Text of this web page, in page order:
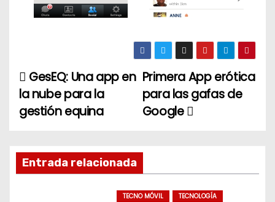
N
a
e
Primera App erótica
para las gafas de
Google
GesEQ: Una app en
la nube para la
gestión equina
Entrada relacionada
TECNO MÓVIL TECNOLOGÍA